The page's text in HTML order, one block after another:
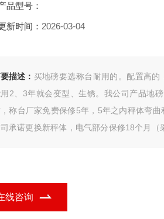
品型号：
新时间： 2026-03-04
描述： 买地磅要选称台耐用的。配置高的
2、3年就会变型、生锈。我公司产品地
称台厂家免费保修5年，5年之内秤体弯曲
承诺更换新秤体，电气部分保修18个月（
线咨询